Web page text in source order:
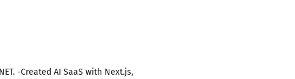
-Created AI SaaS with Next.js,